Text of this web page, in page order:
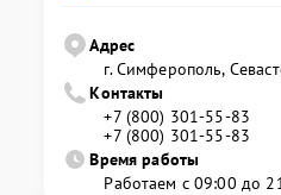
Адрес
г. Симферополь,
Контакты
+7 (800) 301-55-83
+7 (800) 301-55-83
Время работы
Работаем с 09:00 до